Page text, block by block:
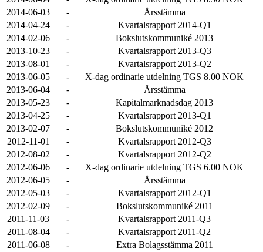
2014-06-03
-
Årsstämma
2014-04-24
-
Kvartalsrapport 2014-Q1
2014-02-06
-
Bokslutskommuniké 2013
2013-10-23
-
Kvartalsrapport 2013-Q3
2013-08-01
-
Kvartalsrapport 2013-Q2
2013-06-05
-
X-dag ordinarie utdelning TGS 8.00 NOK
2013-06-04
-
Årsstämma
2013-05-23
-
Kapitalmarknadsdag 2013
2013-04-25
-
Kvartalsrapport 2013-Q1
2013-02-07
-
Bokslutskommuniké 2012
2012-11-01
-
Kvartalsrapport 2012-Q3
2012-08-02
-
Kvartalsrapport 2012-Q2
2012-06-06
-
X-dag ordinarie utdelning TGS 6.00 NOK
2012-06-05
-
Årsstämma
2012-05-03
-
Kvartalsrapport 2012-Q1
2012-02-09
-
Bokslutskommuniké 2011
2011-11-03
-
Kvartalsrapport 2011-Q3
2011-08-04
-
Kvartalsrapport 2011-Q2
2011-06-08
-
Extra Bolagsstämma 2011